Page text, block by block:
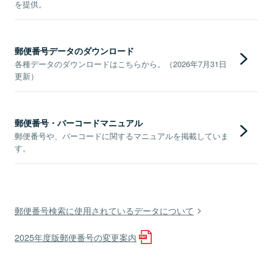
を提供。
郵便番号データのダウンロード
各種データのダウンロードはこちらから。（2026年7月31日
更新）
郵便番号・バーコードマニュアル
郵便番号や、バーコードに関するマニュアルを掲載していま
す。
郵便番号検索に使用されているデータについて
2025年度版郵便番号の変更案内